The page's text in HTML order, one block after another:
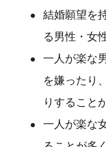
結婚願望を
る男性・女
一人が楽な
を嫌ったり
りすること
一人が楽な